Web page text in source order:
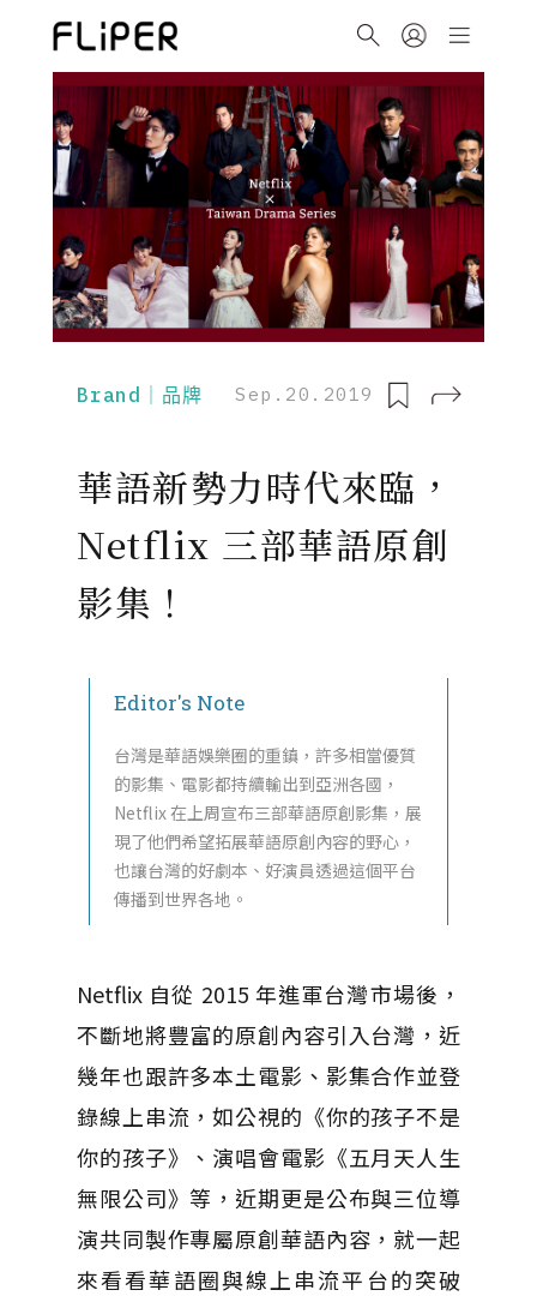
Brand｜品牌 Sep.20.2019
華語新勢力時代來臨，
Netflix 三部華語原創
影集！
Editor's Note
台灣是華語娛樂圈的重鎮，許多相當優質
的影集、電影都持續輸出到亞洲各國，
Netflix 在上周宣布三部華語原創影集，展
現了他們希望拓展華語原創內容的野心，
也讓台灣的好劇本、好演員透過這個平台
傳播到世界各地。
Netflix 自從 2015 年進軍台灣市場後，
不斷地將豐富的原創內容引入台灣，近
幾年也跟許多本土電影、影集合作並登
錄線上串流，如公視的《你的孩子不是
你的孩子》、演唱會電影《五月天人生
無限公司》等，近期更是公布與三位導
演共同製作專屬原創華語內容，就一起
來看看華語圈與線上串流平台的突破